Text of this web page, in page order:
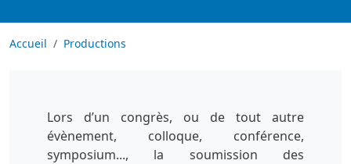
Accueil Productions
Lors d’un congrès, ou de tout autre
évènement, colloque, conférence,
symposium..., la soumission des